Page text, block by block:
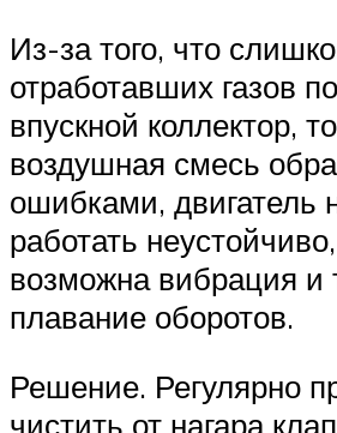
Из-за того, что
отработавших газов
впускной коллектор,
воздушная смесь
ошибками, двигатель
работать
возможна вибрация и
плавание оборотов.
Решение. Регулярно
чистить от нагара